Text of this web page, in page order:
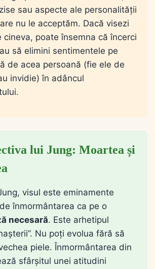
sau aspecte ale personalității
nu le acceptăm. Dacă visezi
cineva, poate însemna că încerci
să elimini sentimentele pe
de acea persoană (fie ele de
invidie) în adâncul
lui Jung: Moartea și
visul este eminamente
înmormântarea ca pe o
necesară. Este arhetipul
Nu poți evolua fără să
piele. Înmormântarea din
sfârșitul unei atitudini